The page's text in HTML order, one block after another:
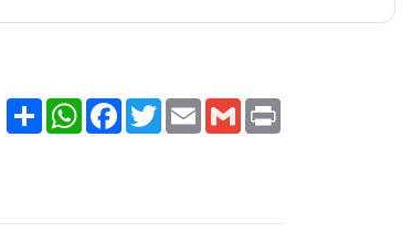
ShareWhatsApp
Facebook
Twitter
EmailGmail